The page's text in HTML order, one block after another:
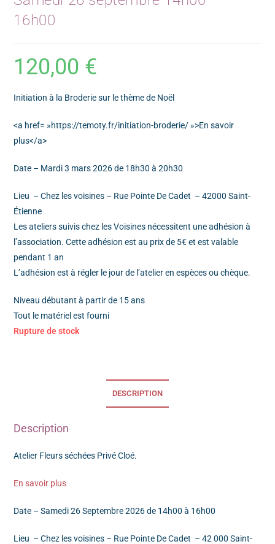
16h00
120,00 €
Initiation à la Broderie sur le thème de Noël
<a href= »https://temoty.fr/initiation-broderie/ »>En savoir
plus</a>
Date – Mardi 3 mars 2026 de 18h30 à 20h30
Lieu – Chez les voisines – Rue Pointe De Cadet – 42000 Saint-
Étienne
Les ateliers suivis chez les Voisines nécessitent une adhésion à
l’association. Cette adhésion est au prix de 5€ et est valable
pendant 1 an
L’adhésion est à régler le jour de l’atelier en espèces ou chèque.
Niveau débutant à partir de 15 ans
Tout le matériel est fourni
Rupture de stock
DESCRIPTION
Description
Atelier Fleurs séchées Privé Cloé.
En savoir plus
Date – Samedi 26 Septembre 2026 de 14h00 à 16h00
Lieu – Chez les voisines – Rue Pointe De Cadet – 42 000 Saint-